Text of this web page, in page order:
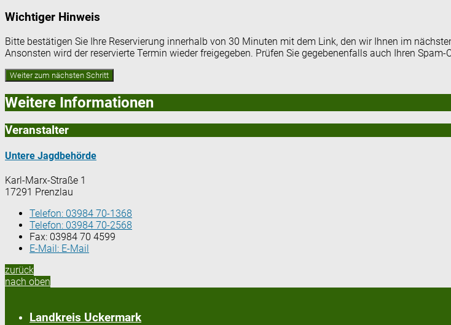
Wichtiger Hinweis
Bitte bestätigen Sie Ihre Reservierung innerhalb von 30 Minuten mit dem Link, den wir Ihnen im
Ansonsten wird der reservierte Termin wieder freigegeben. Prüfen Sie gegebenenfalls auch Ihren Spam-
Weitere Informationen
Veranstalter
Untere Jagdbehörde
Karl-Marx-Straße 1
17291 Prenzlau
Telefon: 03984 70-1368
Telefon: 03984 70-2568
Fax: 03984 70 4599
E-Mail: E-Mail
zurück
nach oben
Landkreis Uckermark